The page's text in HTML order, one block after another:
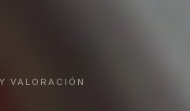
VALORACIÓN